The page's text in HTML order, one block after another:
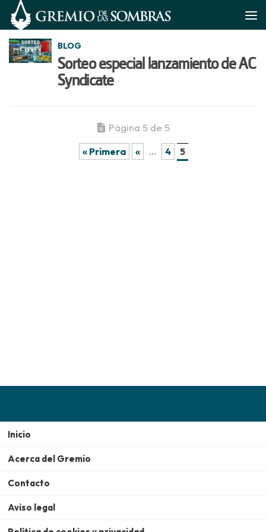
Saltar al contenido
BLOG
Sorteo especial lanzamiento de AC
Syndicate
Página 5 de 5
« Primera « ... 4 5
Inicio
Acerca del Gremio
Contacto
Aviso legal